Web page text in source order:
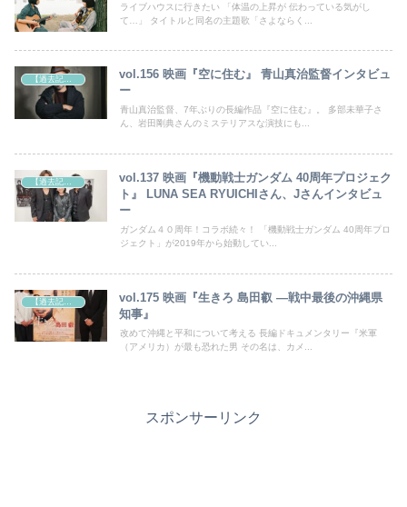
ライブハウスに行きたい 「体温の上昇が 伝わっている気がし
て…」 タイトルと同名の主題歌「さよならく...
vol.156 映画『空に住む』 青山真治監督インタビュ
ー
青山真治監督、7年ぶりの長編作品『空に住む』。 多部未華子さ
ん、岩田剛典さんのミステリアスな演技にも...
【過去記事】シネマクエスト「神取恭子のシネマコラム」
vol.137 映画『機動戦士ガンダム 40周年プロジェク
ト』 LUNA SEA RYUICHIさん、Jさんインタビュ
ー
ガンダム４０周年！コラボ続々！ 「機動戦士ガンダム 40周年プロ
ジェクト」が2019年から始動してい...
【過去記事】シネマクエスト「神取恭子のシネマコラム」
vol.175 映画『生きろ 島田叡 —戦中最後の沖縄県
知事』
改めて沖縄と平和について考える 長編ドキュメンタリー『米軍
（アメリカ）が最も恐れた男 その名は、カメ...
スポンサーリンク